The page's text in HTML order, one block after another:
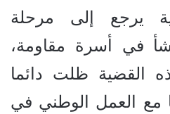
يرجع إلى مرحلة
نشأ في أسرة مقاومة،
القضية ظلت دائما
مع العمل الوطني في